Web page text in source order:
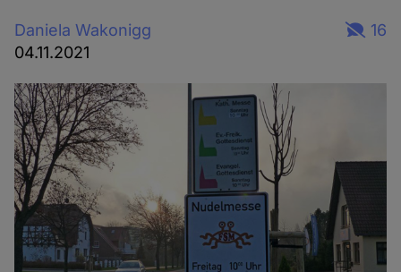
Daniela Wakonigg
04.11.2021
16